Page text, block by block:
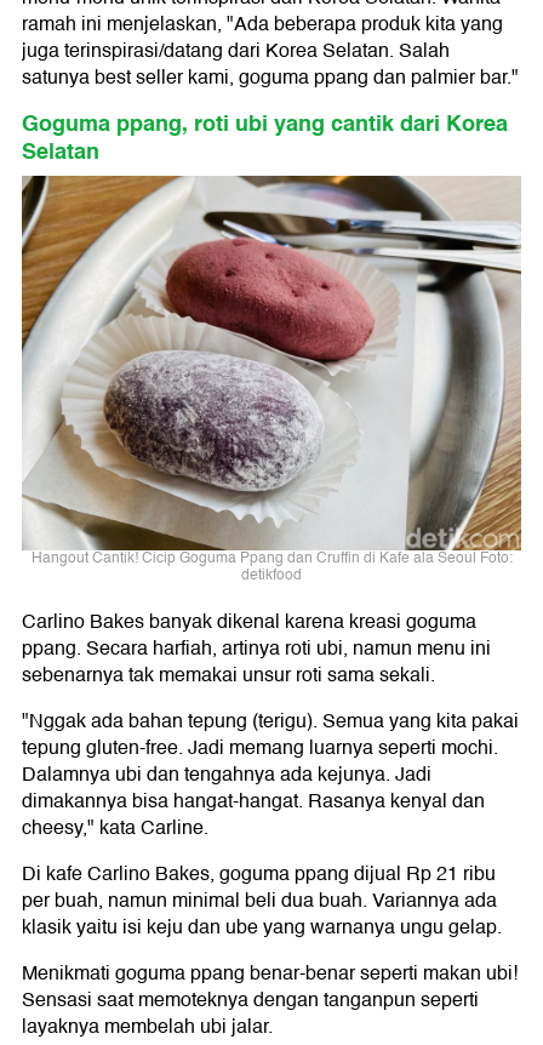
ramah ini menjelaskan, "Ada beberapa produk kita yang
juga terinspirasi/datang dari Korea Selatan. Salah
satunya best seller kami, goguma ppang dan palmier bar."
Goguma ppang, roti ubi yang cantik dari Korea
Selatan
Hangout Cantik! Cicip Goguma Ppang dan Cruffin di Kafe ala Seoul Foto:
detikfood
Carlino Bakes banyak dikenal karena kreasi goguma
ppang. Secara harfiah, artinya roti ubi, namun menu ini
sebenarnya tak memakai unsur roti sama sekali.
"Nggak ada bahan tepung (terigu). Semua yang kita pakai
tepung gluten-free. Jadi memang luarnya seperti mochi.
Dalamnya ubi dan tengahnya ada kejunya. Jadi
dimakannya bisa hangat-hangat. Rasanya kenyal dan
cheesy," kata Carline.
Di kafe Carlino Bakes, goguma ppang dijual Rp 21 ribu
per buah, namun minimal beli dua buah. Variannya ada
klasik yaitu isi keju dan ube yang warnanya ungu gelap.
Menikmati goguma ppang benar-benar seperti makan ubi!
Sensasi saat memoteknya dengan tanganpun seperti
layaknya membelah ubi jalar.